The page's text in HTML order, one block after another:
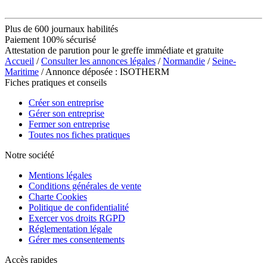
Plus de 600 journaux habilités
Paiement 100% sécurisé
Attestation de parution pour le greffe immédiate et gratuite
Accueil /Consulter les annonces légales /Normandie / Seine-
Maritime / Annonce déposée : ISOTHERM
Fiches pratiques et conseils
Créer son entreprise
Gérer son entreprise
Fermer son entreprise
Toutes nos fiches pratiques
Notre société
Mentions légales
Conditions générales de vente
Charte Cookies
Politique de confidentialité
Exercer vos droits RGPD
Réglementation légale
Gérer mes consentements
Accès rapides